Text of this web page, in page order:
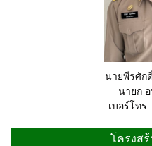
นายพีรศัก
นายก
เบอร์โทร.
โครงส